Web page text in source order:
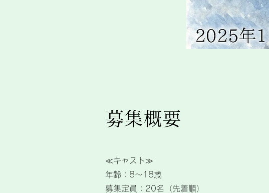
募集概要
≪キャスト≫
年齢：8～18歳
募集定員：20名（先着順）